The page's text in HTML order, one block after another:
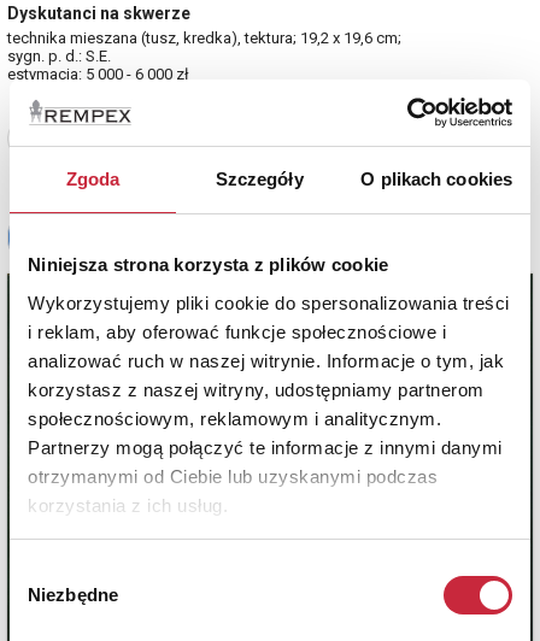
Zgoda Szczegóły O plikach cookies
Niniejsza strona korzysta z plików cookie
Wykorzystujemy pliki cookie do spersonalizowania treści
i reklam, aby oferować funkcje społecznościowe i
analizować ruch w naszej witrynie. Informacje o tym, jak
korzystasz z naszej witryny, udostępniamy partnerom
społecznościowym, reklamowym i analitycznym.
Partnerzy mogą połączyć te informacje z innymi danymi
otrzymanymi od Ciebie lub uzyskanymi podczas
korzystania z ich usług.
zgody
Niezbędne
Dyskutanci na skwerze
technika mieszana (tusz, kredka), tektura; 19,2 x 19,6 cm;
sygn. p. d.: S.E.
estymacja: 5 000 - 6 000 zł